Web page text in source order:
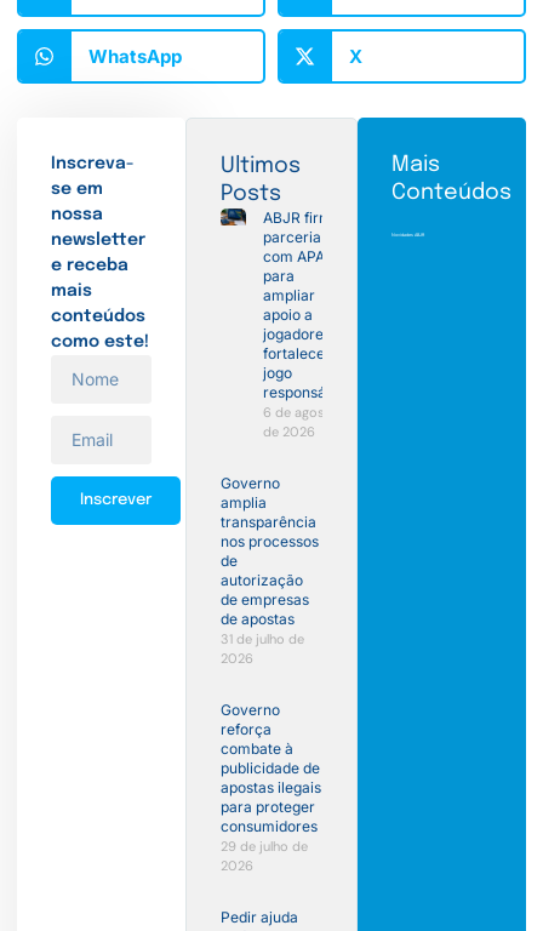
WhatsApp X
Inscreva-
se em
nossa
newsletter
e receba
mais
conteúdos
como este!
Inscrever
Ultimos
Posts
ABJR firma
parceria
com APAJ
para
ampliar
apoio a
jogadores e
fortalecer o
jogo
responsável
6 de agosto
de 2026
Governo
amplia
transparência
nos processos
de
autorização
de empresas
de apostas
31 de julho de
2026
Governo
reforça
combate à
publicidade de
apostas ilegais
para proteger
consumidores
29 de julho de
2026
Pedir ajuda
Mais
Conteúdos
Novidades ABJR